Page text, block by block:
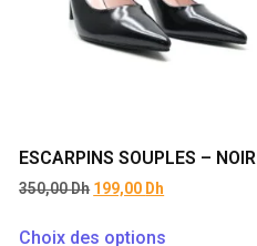
ESCARPINS SOUPLES – NOIR
350,00Dh 199,00 Dh
Choix des options